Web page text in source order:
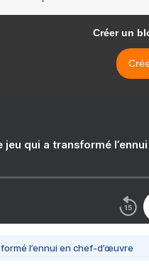
Créer un
jeu qui a transformé
l’ennui en chef-d’œuvre